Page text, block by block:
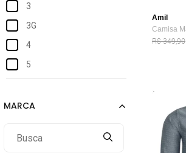
3
3G
4
5
7
Amil
R$ 349,90